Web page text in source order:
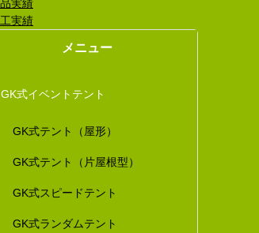
メニュー
GK式イベントテント
GK式テント（屋形）
GK式テント（片屋根型）
GK式スピードテント
GK式ランダムテント